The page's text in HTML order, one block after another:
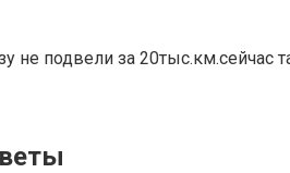
не подвели за 20тыс.км.сейчас